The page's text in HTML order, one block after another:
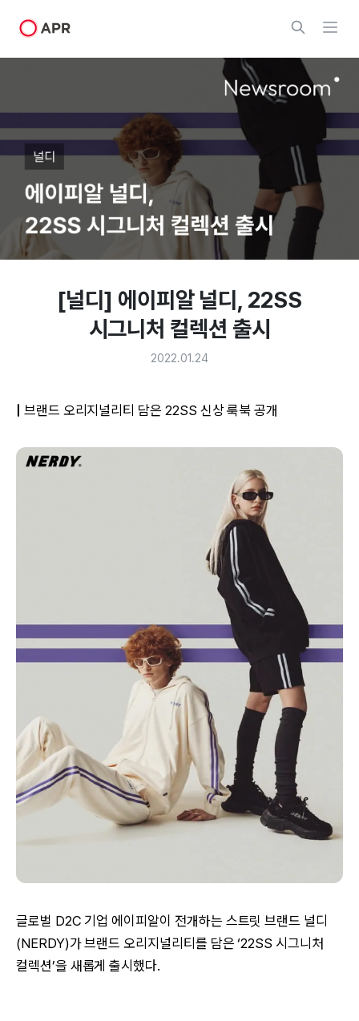
[널디] 에이피알 널디, 22SS
시그니처 컬렉션 출시
2022.01.24
브랜드 오리지널리티 담은 22SS 신상 룩북 공개
글로벌 D2C 기업 에이피알이 전개하는 스트릿 브랜드 널디
(NERDY)가 브랜드 오리지널리티를 담은 ‘22SS 시그니처
컬렉션’을 새롭게 출시했다.